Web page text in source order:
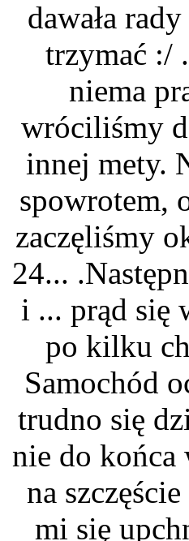
dawała
trzymać :/
niema
wróciliśmy
innej mety.
spowrotem,
zaczęliśmy
24...
i ... prąd się
po kilku
Samochód
trudno się
nie do końca
na
mi się